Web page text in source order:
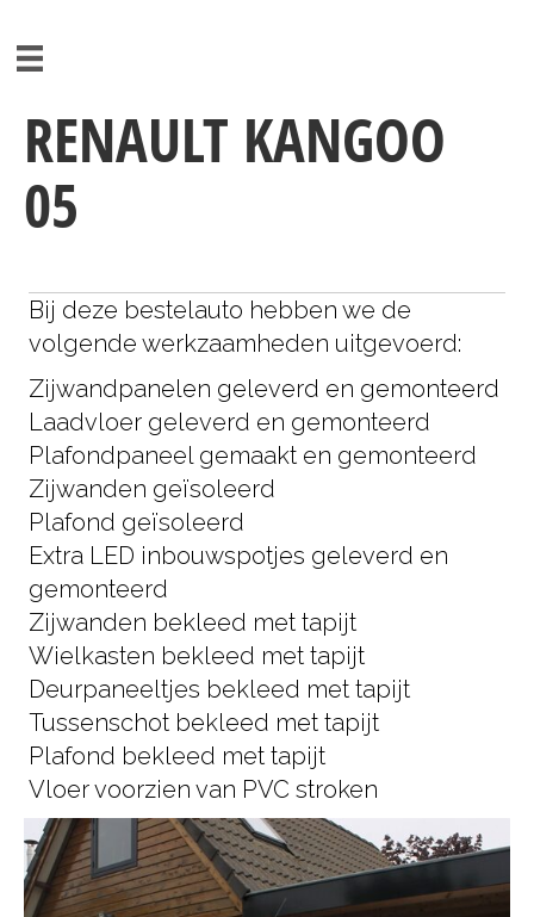
RENAULT KANGOO
05
Bij deze bestelauto hebben we de
volgende werkzaamheden uitgevoerd:
Zijwandpanelen geleverd en gemonteerd
Laadvloer geleverd en gemonteerd
Plafondpaneel gemaakt en gemonteerd
Zijwanden geïsoleerd
Plafond geïsoleerd
Extra LED inbouwspotjes geleverd en
gemonteerd
Zijwanden bekleed met tapijt
Wielkasten bekleed met tapijt
Deurpaneeltjes bekleed met tapijt
Tussenschot bekleed met tapijt
Plafond bekleed met tapijt
Vloer voorzien van PVC stroken